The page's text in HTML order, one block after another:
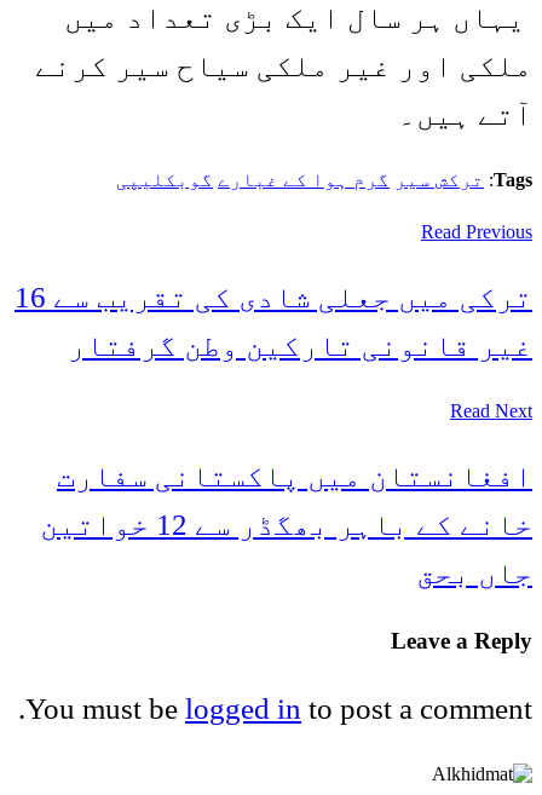
یہاں ہر سال ایک بڑی تعداد میں
ملکی اور غیر ملکی سیاح سیر کرنے
آتے ہیں۔
Tags
: ترکش سیر گرم ہوا کے غبارے گوبکلیپی
Read Previous
ترکی میں جعلی شادی کی تقریب سے 16
غیر قانونی تارکین وطن گرفتار
Read Next
افغانستان میں پاکستانی سفارت
خانے کے باہر بھگڈر سے 12 خواتین
جاں بحق
Leave a Reply
You must be logged in to post a comment.